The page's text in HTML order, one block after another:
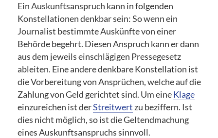
Ein Auskunftsanspruch kann in folgenden
Konstellationen denkbar sein: So wenn ein
Journalist bestimmte Auskünfte von einer
Behörde begehrt. Diesen Anspruch kann er dann
aus dem jeweils einschlägigen Pressegesetz
ableiten. Eine andere denkbare Konstellation ist
die Vorbereitung von Ansprüchen, welche auf die
Zahlung von Geld gerichtet sind. Um eineKlage
einzureichen ist derStreitwert zu beziffern. Ist
dies nicht möglich, so ist die Geltendmachung
eines Auskunftsanspruchs sinnvoll.